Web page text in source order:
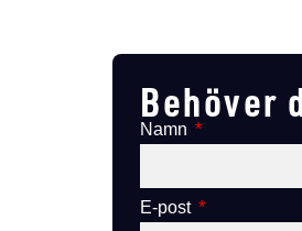
Behöver
Namn
E-post